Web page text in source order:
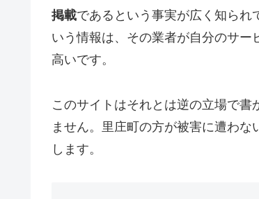
掲載であるという事実が広く知られ
いう情報は、その業者が自分のサ
高いです。
このサイトはそれとは逆の立場で
ません。里庄町の方が被害に遭わ
します。